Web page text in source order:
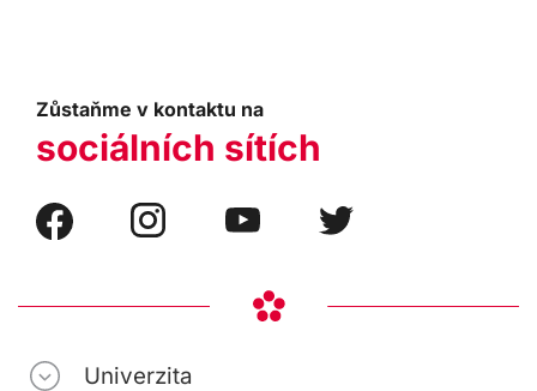
Zůstaňme v kontaktu na
sociálních sítích
Univerzita